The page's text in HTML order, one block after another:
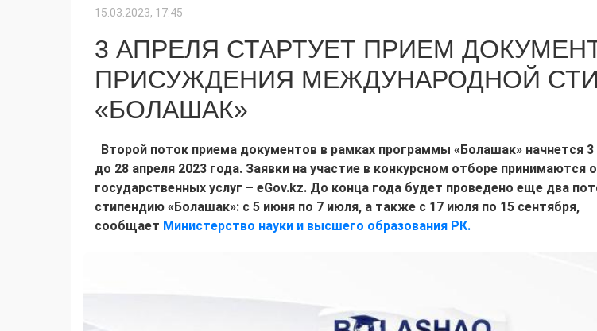
15.03.2023, 17:45
3 АПРЕЛЯ СТАРТУЕТ ПРИЕМ
ПРИСУЖДЕНИЯ МЕЖДУНАРОДНОЙ
«БОЛАШАК»
Второй поток приема документов в рамках программы «Болашак» начнется 3
до 28 апреля 2023 года. Заявки на участие в конкурсном отборе принимаются
государственных услуг – eGov.kz. До конца года будет проведено еще два
стипендию «Болашак»: с 5 июня по 7 июля, а также с 17 июля по 15 сентября,
сообщает Министерство науки и высшего образования РК.